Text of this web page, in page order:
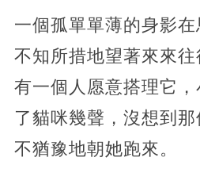
一個孤單單薄的身影
不知所措地望著來來
有一個人愿意搭理它
了貓咪幾聲，沒想到
不猶豫地朝她跑來。